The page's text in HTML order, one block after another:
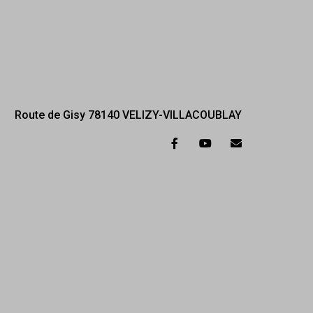
Route de Gisy 78140 VELIZY-VILLACOUBLAY